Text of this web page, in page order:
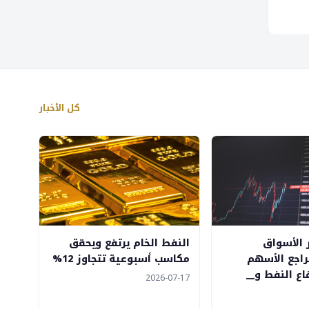
كل الأخبار
الأسواق
الأسهم
النفط و__
النفط الخام يرتفع ويحقق
مكاسب أسبوعية تتجاوز 12%
2026-07-17